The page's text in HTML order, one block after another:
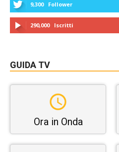
9,300 Follower
290,000 Iscritti
GUIDA TV
Ora in Onda